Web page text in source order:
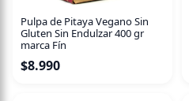
Pulpa de Pitaya Vegano Sin
Gluten Sin Endulzar 400 gr
marca Fín
$8.990